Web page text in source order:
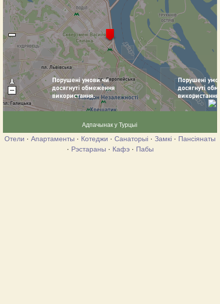
Адпачынак у Турцыі
Отели · Апартаменты · Котеджи · Санаторыі · Замкі · Пансіянаты
· Рэстараны · Кафэ· Пабы